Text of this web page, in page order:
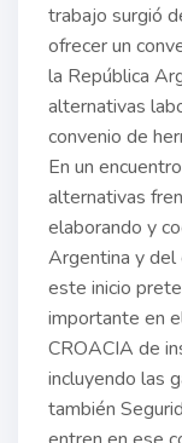
trabajo surgió
ofrecer un
la República
alternativas
convenio de
En un
alternativas
elaborando y
Argentina y del
este inicio
importante en
CROACIA de
incluyendo las
también